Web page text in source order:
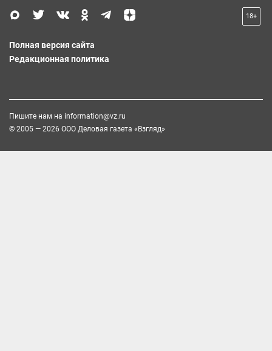
18+
Полная версия сайта
Редакционная политика
Пишите нам на information@vz.ru
© 2005 — 2026 ООО Деловая газета «Взгляд»